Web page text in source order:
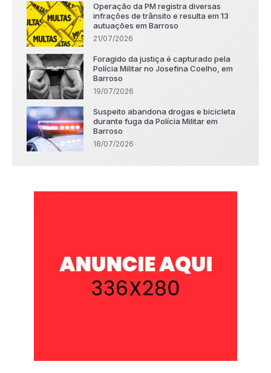
Operação da PM registra diversas
infrações de trânsito e resulta em 13
autuações em Barroso
21/07/2026
Foragido da justiça é capturado pela
Polícia Militar no Josefina Coelho, em
Barroso
19/07/2026
Suspeito abandona drogas e bicicleta
durante fuga da Polícia Militar em
Barroso
18/07/2026